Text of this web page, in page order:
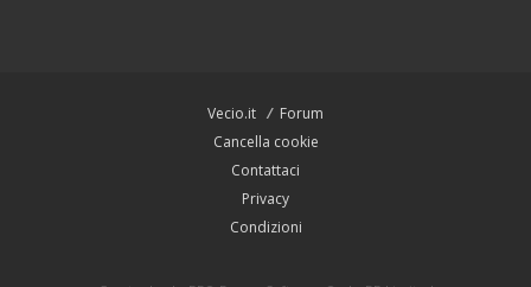
Vecio.it
Forum
Cancella cookie
Contattaci
Privacy
Condizioni